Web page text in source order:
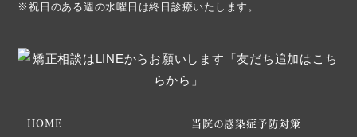
※祝日のある週の水曜日は終日診療いたします。
HOME
当院の感染症予防対策